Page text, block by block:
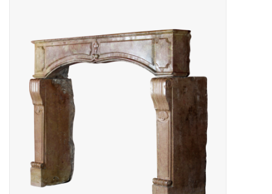
Antiquiteiten en Vintage
Objecten
Decoratieve Outdoor
Objecten
Vloeren - Steen, Terra Cotta
& Marmer
Outlet